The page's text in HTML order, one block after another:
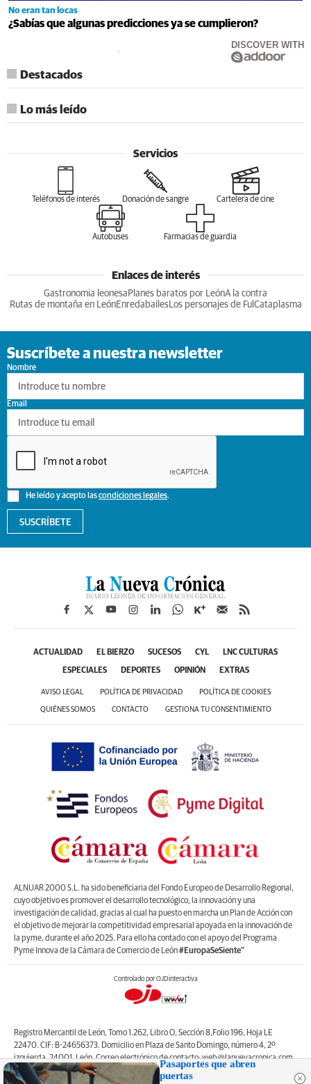
No eran tan locas
¿Sabías que algunas predicciones ya se cumplieron?
DISCOVER WITH
Destacados
Lo más leído
Servicios
Teléfonos de interés Donación de sangre Cartelera de cine
Autobuses Farmacias de guardia
Enlaces de interés
Gastronomia leonesa Planes baratos por LeónA la contra
Rutas de montaña en LeónEnredabailesLos personajes de Ful Cataplasma
Suscríbete a nuestra newsletter
Nombre
He leído y acepto lascondiciones legales.
Email
SUSCRÍBETE
ACTUALIDAD EL BIERZO SUCESOS CYL LNC CULTURAS
ESPECIALES DEPORTES OPINIÓN EXTRAS
AVISO LEGAL POLÍTICA DE PRIVACIDAD POLÍTICA DE COOKIES
QUIÉNES SOMOS CONTACTO GESTIONA TU CONSENTIMIENTO
ALNUAR 2000 S.L. ha sido beneficiaria del Fondo Europeo de Desarrollo Regional,
cuyo objetivo es promover el desarrollo tecnológico, la innovación y una
investigación de calidad, gracias al cual ha puesto en marcha un Plan de Acción con
el objetivo de mejorar la competitividad empresarial apoyada en la innovación de
la pyme, durante el año 2025. Para ello ha contado con el apoyo del Programa
Pyme Innova de la Cámara de Comercio de León#EuropaSeSiente”
Controlado por OJDinteractiva
Registro Mercantil de León, Tomo 1.262, Libro O, Sección 8,Folio 196, Hoja LE
22470. CIF: B-24656373. Domicilio en Plaza de Santo Domingo, número 4, 2º
izquierda, 24001, León. Correo electrónico de contacto: web@lanuevacronica.com.
Copyright © ALNUAR 2000 S.L. (LA NUEVA CRÓNICA). Incluye contenidos de la
Pasaportes que abren
puertas